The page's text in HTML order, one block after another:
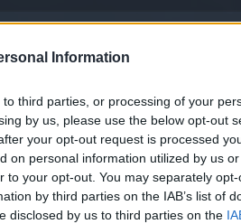
Information
third parties, or processing of your
by us, please use the below opt-out
your opt-out request is processed
on personal information utilized by us
to your opt-out. You may separately
by third parties on the IAB’s list of
disclosed by us to third parties on the
Themen starten möchtest,
neu. Wir freuen uns auf